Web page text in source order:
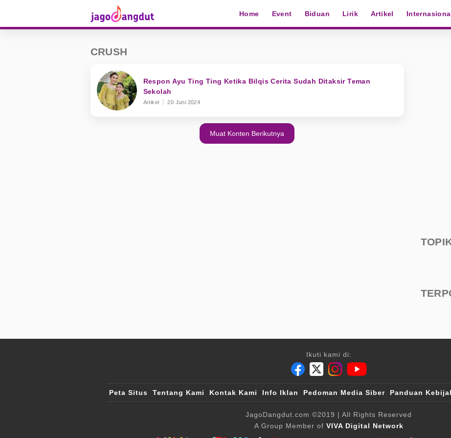
Home Event Biduan Lirik Artikel
CRUSH
Respon Ayu Ting Ting Ketika Bilqis Cerita Sudah Ditaksir Teman
Sekolah
Artikel 20 Juni 2024
Muat Konten Berikutnya
Ikuti kami di:
Peta Situs Tentang Kami Kontak Kami Info Iklan Pedoman Media Siber Panduan
JagoDangdut.com ©2019 | All Rights Reserved
A Group Member of VIVA Digital Network